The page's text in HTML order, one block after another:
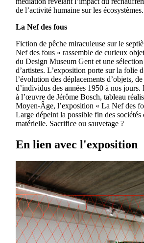
de l’activité humaine sur les écosystèmes.
La Nef des fous
Fiction de pêche miraculeuse sur le
Nef des fous » rassemble de curieux
du Design Museum Gent et une
d’artistes. L’exposition porte sur la folie
l’évolution des déplacements d’objets,
d’individus des années 1950 à nos
à l’œuvre de Jérôme Bosch, tableau
Moyen-Âge, l’exposition « La Nef des
Large dépeint la possible fin des sociétés
matérielle. Sacrifice ou sauvetage ?
En lien avec l'exposition